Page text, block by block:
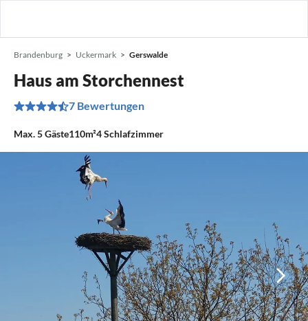
Brandenburg Uckermark Gerswalde
Haus am Storchennest
7 Bewertungen
Max.5Gäste110m²4Schlafzimmer